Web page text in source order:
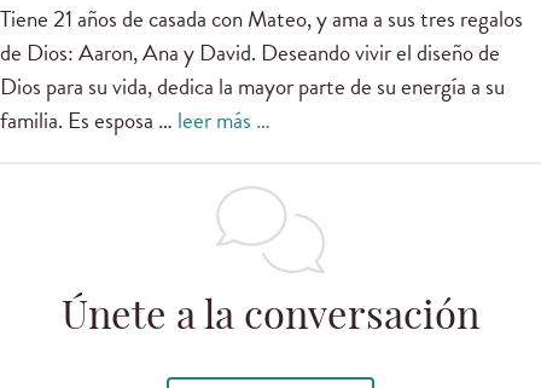
Tiene 21 años de casada con Mateo, y ama a sus tres regalos
de Dios: Aaron, Ana y David. Deseando vivir el diseño de
Dios para su vida, dedica la mayor parte de su energía a su
familia. Es esposa … leer más …
Únete a la conversación